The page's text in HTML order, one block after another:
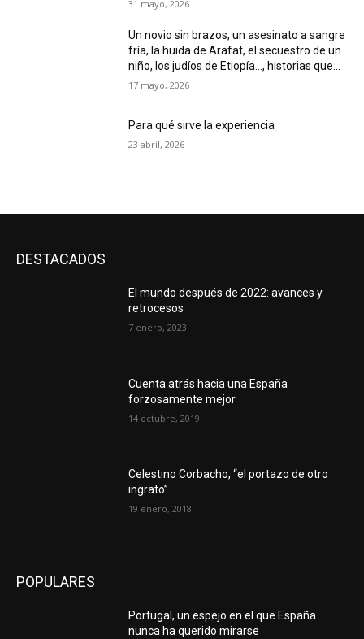
31 mayo, 2026
Un novio sin brazos, un asesinato a sangre
fría, la huida de Arafat, el secuestro de un
niño, los judíos de Etiopía…, historias que...
17 mayo, 2026
Para qué sirve la experiencia
23 abril, 2026
DESTACADOS
El mundo después de 2022: avances y
retrocesos
7 enero, 2023
Cuenta atrás hacia una España
forzosamente mejor
14 octubre, 2019
Celestino Corbacho, “el portazo de otro
ingrato”
19 enero, 2018
POPULARES
Portugal, un espejo en el que España
nunca ha querido mirarse